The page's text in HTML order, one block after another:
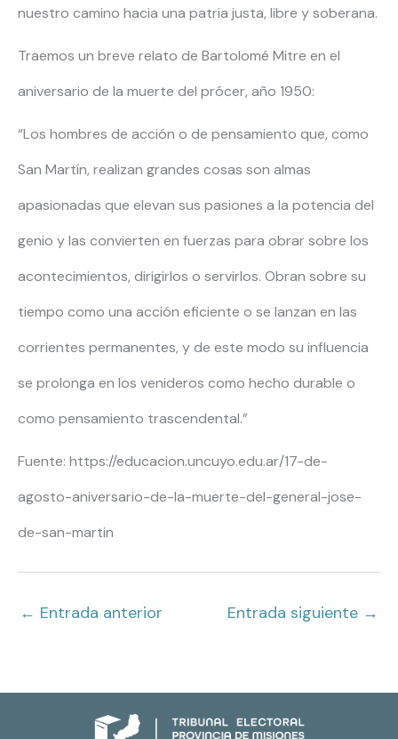
nuestro camino hacia una patria justa, libre y soberana.
Traemos un breve relato de Bartolomé Mitre en el
aniversario de la muerte del prócer, año 1950:
“Los hombres de acción o de pensamiento que, como
San Martín, realizan grandes cosas son almas
apasionadas que elevan sus pasiones a la potencia del
genio y las convierten en fuerzas para obrar sobre los
acontecimientos, dirigirlos o servirlos. Obran sobre su
tiempo como una acción eficiente o se lanzan en las
corrientes permanentes, y de este modo su influencia
se prolonga en los venideros como hecho durable o
como pensamiento trascendental.”
Fuente: https://educacion.uncuyo.edu.ar/17-de-
agosto-aniversario-de-la-muerte-del-general-jose-
de-san-martin
← Entrada anterior Entrada siguiente →